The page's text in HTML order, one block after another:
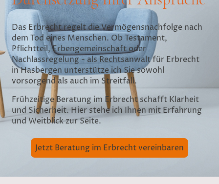
Das Erbrecht regelt die Vermögensnachfolge nach
dem Tod eines Menschen. Ob Testament,
Pflichtteil, Erbengemeinschaft oder
Nachlassregelung - als Rechtsanwalt für Erbrecht
in Hasbergen unterstütze ich Sie sowohl
vorsorgend als auch im Streitfall.
Frühzeitige Beratung im Erbrecht schafft Klarheit
und Sicherheit. Hier stehe ich Ihnen mit Erfahrung
und Weitblick zur Seite.
Jetzt Beratung im Erbrecht vereinbaren